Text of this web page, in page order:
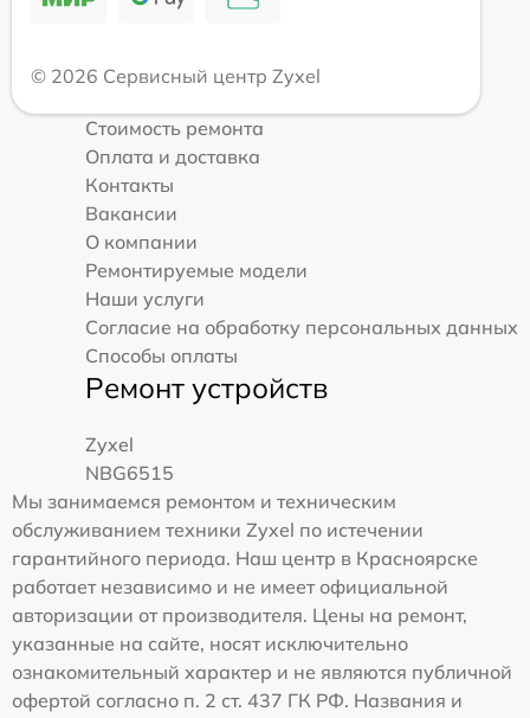
© 2026 Сервисный центр Zyxel
Стоимость ремонта
Оплата и доставка
Контакты
Вакансии
О компании
Ремонтируемые модели
Наши услуги
Согласие на обработку персональных данных
Способы оплаты
Ремонт устройств
Zyxel
NBG6515
Мы занимаемся ремонтом и техническим
обслуживанием техники Zyxel по истечении
гарантийного периода. Наш центр в Красноярске
работает независимо и не имеет официальной
авторизации от производителя. Цены на ремонт,
указанные на сайте, носят исключительно
ознакомительный характер и не являются публичной
офертой согласно п. 2 ст. 437 ГК РФ. Названия и